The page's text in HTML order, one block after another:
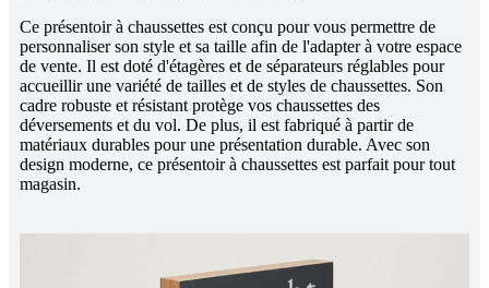
Ce présentoir à chaussettes est conçu pour vous permettre de
personnaliser son style et sa taille afin de l'adapter à votre espace
de vente. Il est doté d'étagères et de séparateurs réglables pour
accueillir une variété de tailles et de styles de chaussettes. Son
cadre robuste et résistant protège vos chaussettes des
déversements et du vol. De plus, il est fabriqué à partir de
matériaux durables pour une présentation durable. Avec son
design moderne, ce présentoir à chaussettes est parfait pour tout
magasin.